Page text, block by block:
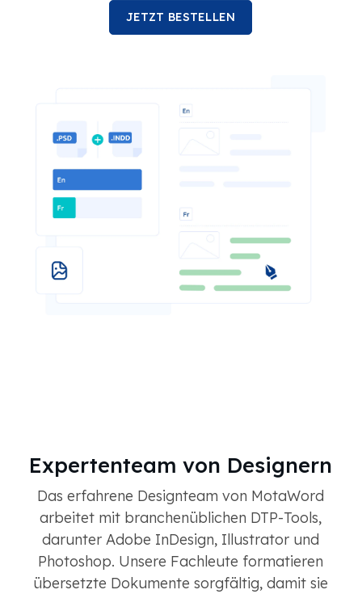
JETZT BESTELLEN
Expertenteam von Designern
Das erfahrene Designteam von MotaWord
arbeitet mit branchenüblichen DTP-Tools,
darunter Adobe InDesign, Illustrator und
Photoshop. Unsere Fachleute formatieren
übersetzte Dokumente sorgfältig, damit sie